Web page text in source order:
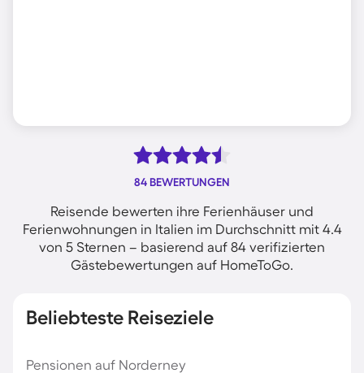
84 BEWERTUNGEN
Reisende bewerten ihre Ferienhäuser und
Ferienwohnungen in Italien im Durchschnitt mit 4.4
von 5 Sternen – basierend auf 84 verifizierten
Gästebewertungen auf HomeToGo.
Beliebteste Reiseziele
Pensionen auf Norderney